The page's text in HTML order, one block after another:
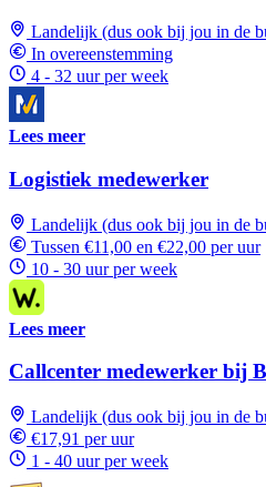
Landelijk (dus ook bij jou in de
In overeenstemming
4 - 32 uur per week
Lees meer
Logistiek medewerker
Landelijk (dus ook bij jou in de
Tussen €11,00 en €22,00 per uur
10 - 30 uur per week
Lees meer
Callcenter medewerker bij
Landelijk (dus ook bij jou in de
€17,91 per uur
1 - 40 uur per week